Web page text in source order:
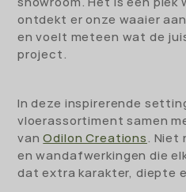
ontdekt er onze waaier
en voelt meteen wat de
project.
In deze inspirerende
vloerassortiment samen
vanOdilon Creations. Niet
en wandafwerkingen die
dat extra karakter, diepte